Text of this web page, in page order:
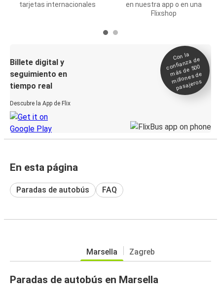
tarjetas internacionales
en nuestra app o en una
Flixshop
Billete digital y
seguimiento en
tiempo real
Descubre la App de Flix
Con la
confianza de
más de 500
millones de
pasajeros
En esta página
Paradas de autobús FAQ
Marsella Zagreb
Paradas de autobús en Marsella